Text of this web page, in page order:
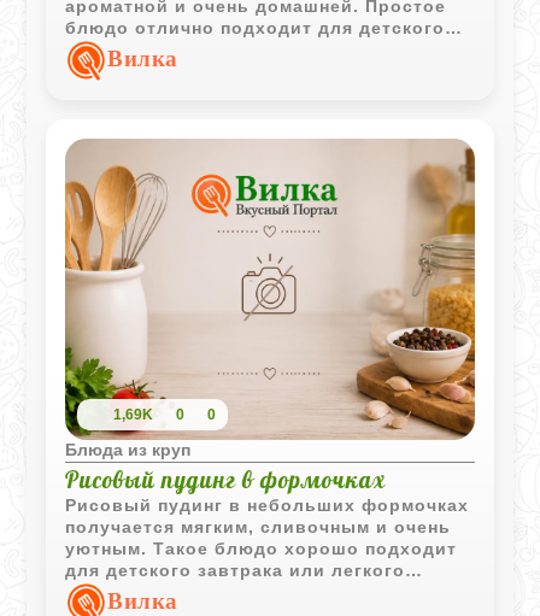
ароматной и очень домашней. Простое
блюдо отлично подходит для детского
завтрака или легкого ужина.
Вилка
1,69K 0 0
Блюда из круп
Рисовый пудинг в формочках
Рисовый пудинг в небольших формочках
получается мягким, сливочным и очень
уютным. Такое блюдо хорошо подходит
для детского завтрака или легкого
десерта с фруктовым пюре.
Вилка